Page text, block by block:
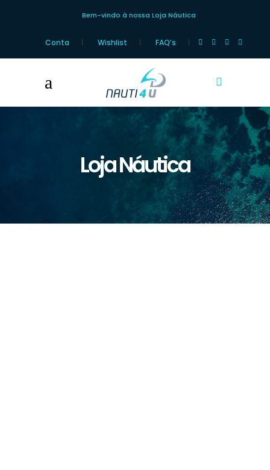
Bem-vindo à nossa Loja Náutica
Conta Wishlist FAQ’s
Loja Náutica